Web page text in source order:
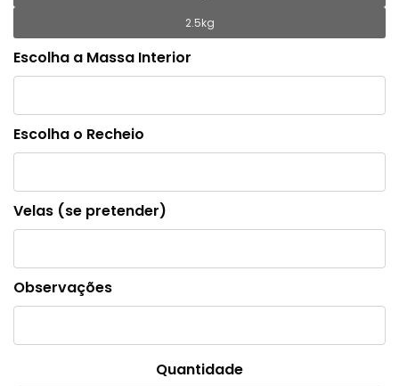
2.5kg
Escolha a Massa Interior
Escolha o Recheio
Velas (se pretender)
Observações
Quantidade